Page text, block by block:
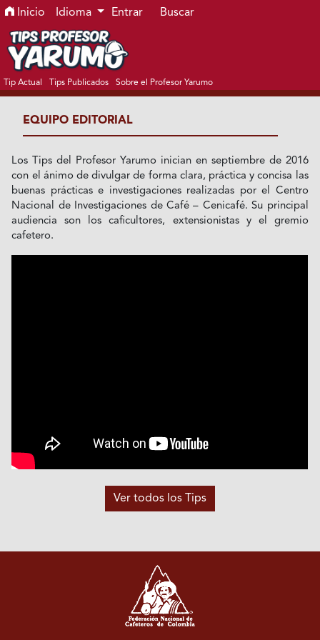
Ir al menú de navegación principal
Ir al contenido principal
Ir al pie de página del sitio
Inicio Idioma Entrar Buscar
Tip Actual Tips Publicados Sobre el Profesor Yarumo
EQUIPO EDITORIAL
Los Tips del Profesor Yarumo inician en septiembre de 2016
con el ánimo de divulgar de forma clara, práctica y concisa las
buenas prácticas e investigaciones realizadas por el Centro
Nacional de Investigaciones de Café – Cenicafé. Su principal
audiencia son los caficultores, extensionistas y el gremio
cafetero.
Ver todos los Tips